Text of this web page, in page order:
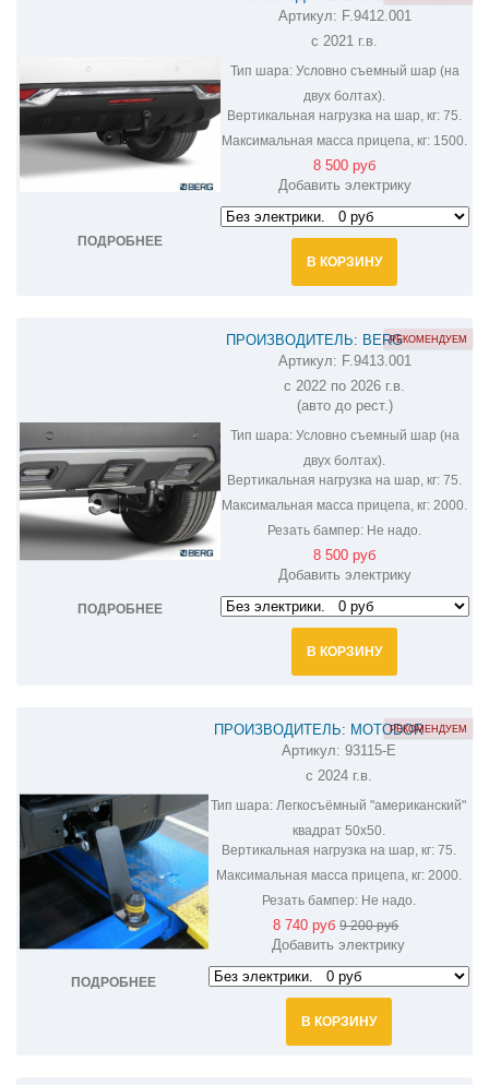
ПОДРОБНЕЕ
ФАРКОП НА HAVAL JOLION F.9412.001
Артикул: F.9412.001
с 2021 г.в.
Тип шара:Условно съемный шар (на
двух болтах).
Вертикальная нагрузка на шар, кг: 75.
Максимальная масса прицепа, кг: 1500.
8 500 руб
Добавить электрику
В КОРЗИНУ
ПОДРОБНЕЕ
ПРОИЗВОДИТЕЛЬ: BERG
ФАРКОП НА HAVAL DARGO F.9413.001
Артикул: F.9413.001
с 2022 по 2026 г.в.
(авто до рест.)
Тип шара:Условно съемный шар (на
двух болтах).
Вертикальная нагрузка на шар, кг: 75.
Максимальная масса прицепа, кг: 2000.
Резать бампер: Не надо.
РЕКОМЕНДУЕМ
8 500 руб
Добавить электрику
В КОРЗИНУ
ПОДРОБНЕЕ
ПРОИЗВОДИТЕЛЬ: MOTODOR
ФАРКОП НА HAVAL H9 93115-E
Артикул: 93115-E
с 2024 г.в.
Тип шара: Легкосъёмный "американский"
квадрат 50х50.
Вертикальная нагрузка на шар, кг:75.
Максимальная масса прицепа, кг:2000.
Резать бампер:Не надо.
РЕКОМЕНДУЕМ
8 740 руб9 200 руб
Добавить электрику
В КОРЗИНУ